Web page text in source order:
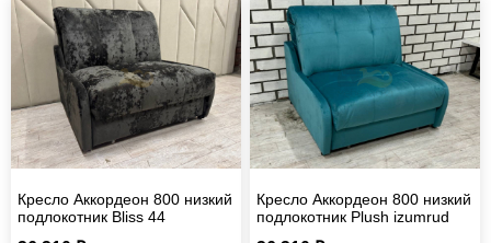
Кресло Аккордеон 800 низкий
подлокотник Вliss 44
Кресло Аккордеон 800 низкий
подлокотник Plush izumrud